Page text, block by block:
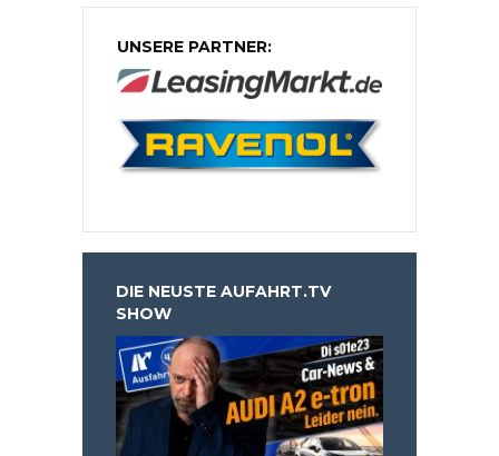
UNSERE PARTNER:
DIE NEUSTE AUFAHRT.TV
SHOW